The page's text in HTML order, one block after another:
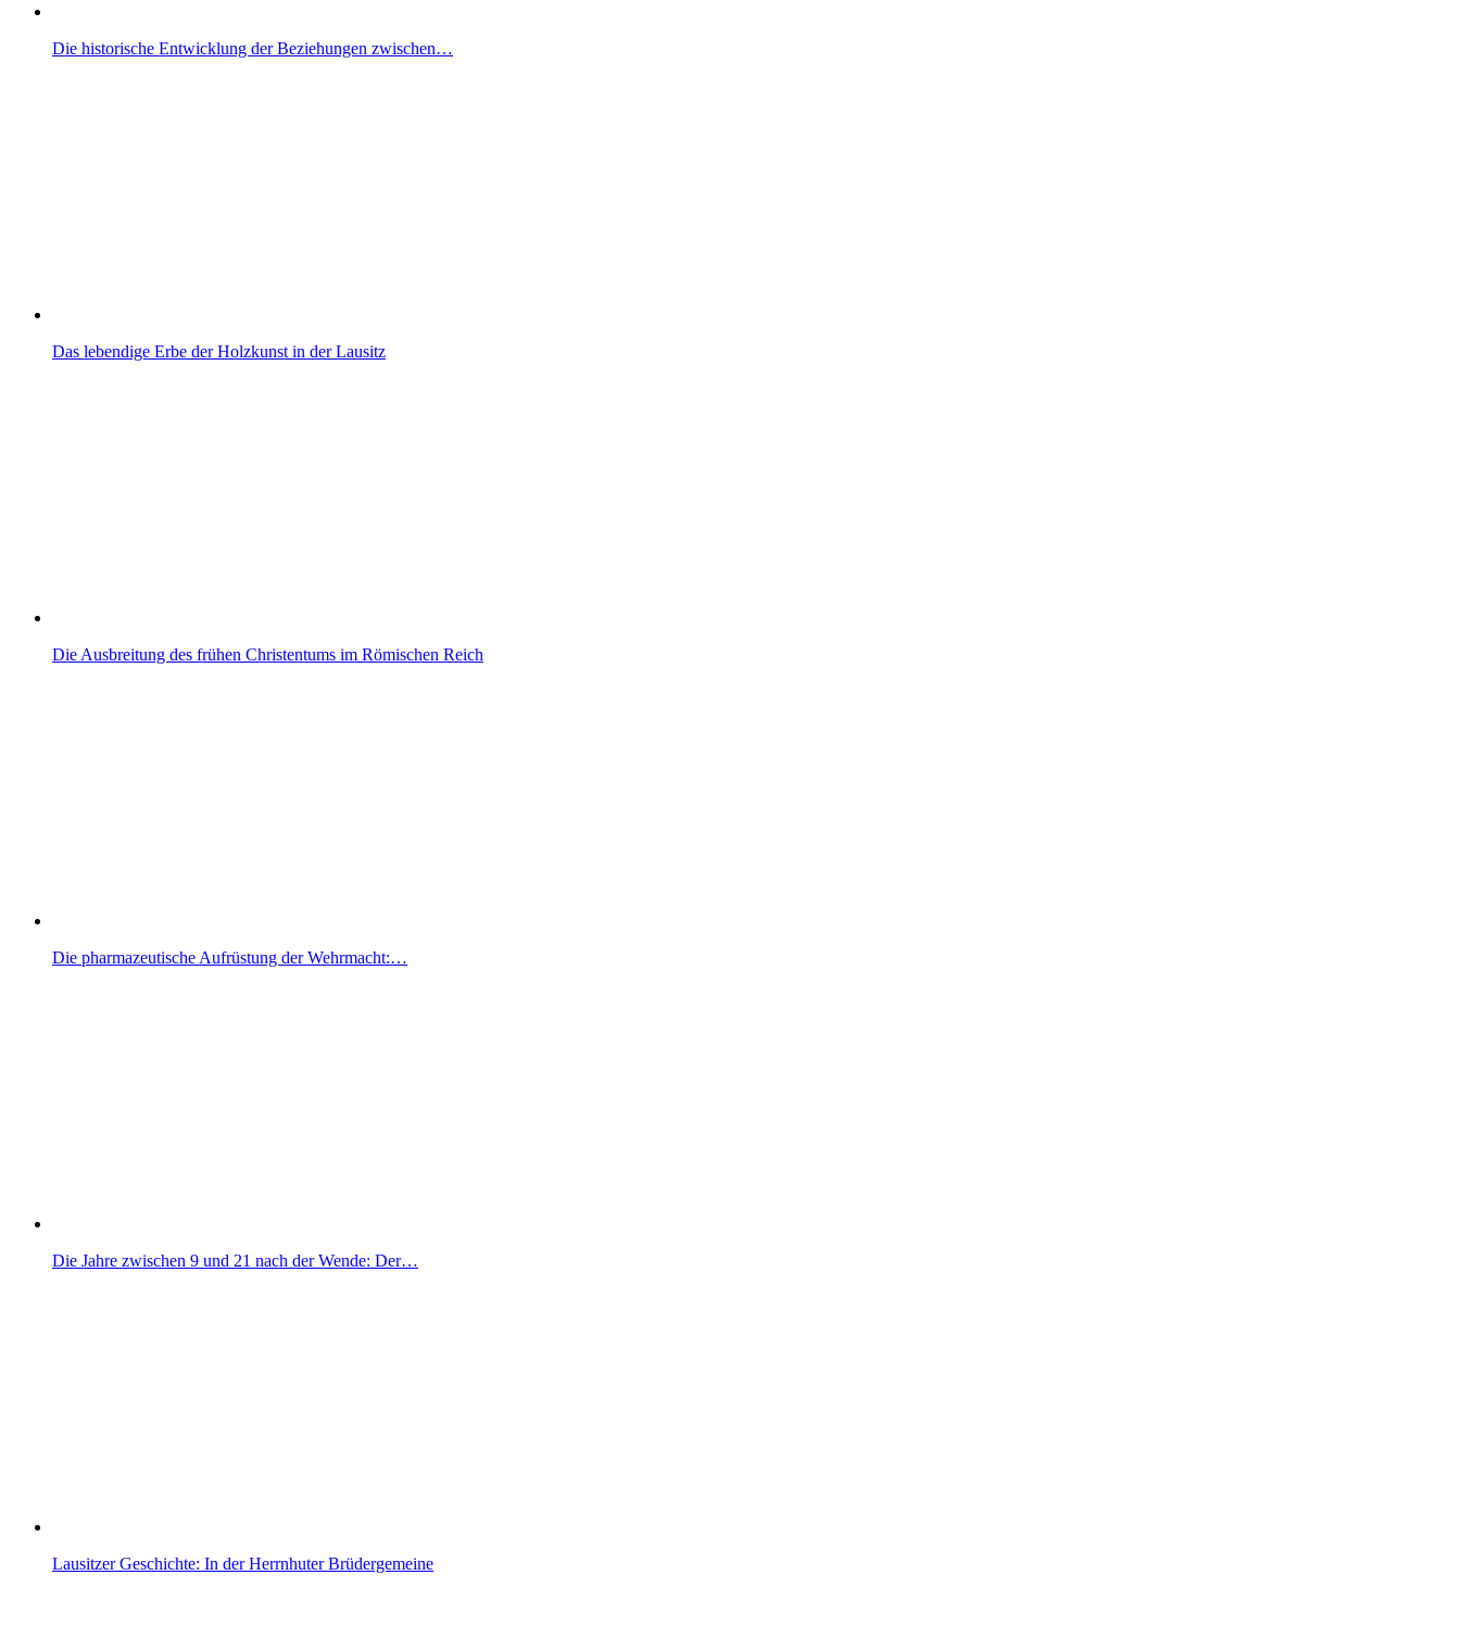
Die historische Entwicklung der Beziehungen zwischen…
Das lebendige Erbe der Holzkunst in der Lausitz
Die Ausbreitung des frühen Christentums im Römischen Reich
Die pharmazeutische Aufrüstung der Wehrmacht:…
Die Jahre zwischen 9 und 21 nach der Wende: Der…
Lausitzer Geschichte: In der Herrnhuter Brüdergemeine